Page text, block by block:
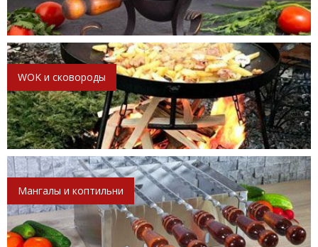
WOK и сковороды
Мангалы и коптильни